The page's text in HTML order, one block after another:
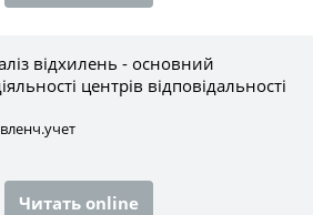
відхилень - основний
центрів відповідальності
Читать online